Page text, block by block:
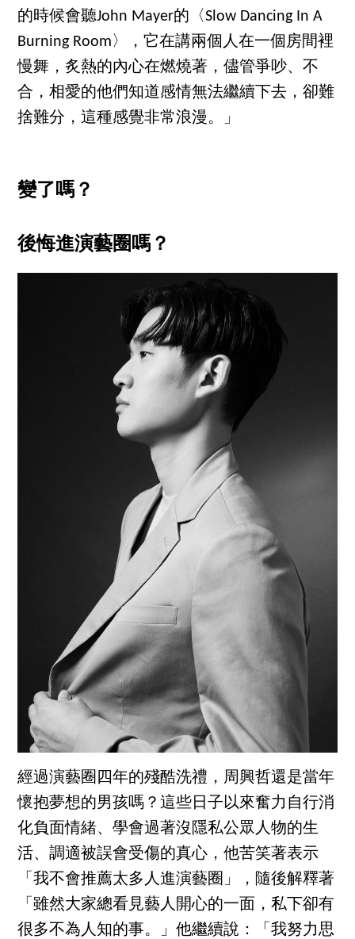
的時候會聽John Mayer的〈Slow Dancing In A
Burning Room〉，它在講兩個人在一個房間裡
慢舞，炙熱的內心在燃燒著，儘管爭吵、不
合，相愛的他們知道感情無法繼續下去，卻難
捨難分，這種感覺非常浪漫。」
變了嗎？
後悔進演藝圈嗎？
經過演藝圈四年的殘酷洗禮，周興哲還是當年
懷抱夢想的男孩嗎？這些日子以來奮力自行消
化負面情緒、學會過著沒隱私公眾人物的生
活、調適被誤會受傷的真心，他苦笑著表示
「我不會推薦太多人進演藝圈」，隨後解釋著
「雖然大家總看見藝人開心的一面，私下卻有
很多不為人知的事。」他繼續說：「我努力思